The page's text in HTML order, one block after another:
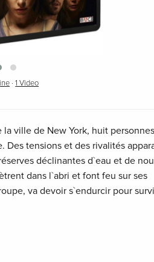
·1 Video
ville de New York, huit
Des tensions et des rivalités
déclinantes d`eau et de
dans l`abri et font feu sur ses
va devoir s`endurcir pour